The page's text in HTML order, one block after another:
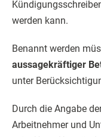
werden kann.
Benannt werden
aussagekräftiger
unter
Durch die Angabe
Arbeitnehmer und